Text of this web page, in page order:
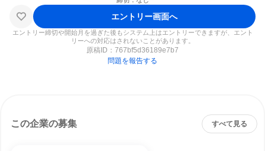
エントリー画面へ
エントリー締切や開始月を過ぎた後もシステム上はエントリーできますが、エント
リーへの対応はされないことがあります。
原稿ID： 767bf5d36189e7b7
問題を報告する
この企業の募集 すべて見る